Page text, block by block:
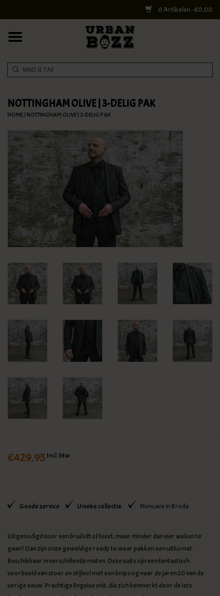
0 Artikelen - €0,00
COLLEGE BAGS
RUGZAKKEN
SHELBY BROTHERS
REISTASSEN
DOKTERSTASSEN
KLEDING
SPECIALS
SALE
NOTTINGHAM OLIVE | 3-DELIG PAK
HOME/NOTTINGHAM OLIVE | 3-DELIG PAK
€429,95 Incl. btw
Goede service Unieke collectie Mencave in Breda
Uitgenodigd voor een bruiloft of feest, maar minder dan vier weken te
gaan? Dan zijn onze geweldige ready to wear pakken een uitkomst.
Beschikbaar in verschillende maten. Deze suits zijn een fantastisch
voorbeeld van stoer en stijlvol met een knipoog naar de jaren 20 van de
vorige eeuw. Prachtige Engelse snit, die zich kenmerkt door de iets